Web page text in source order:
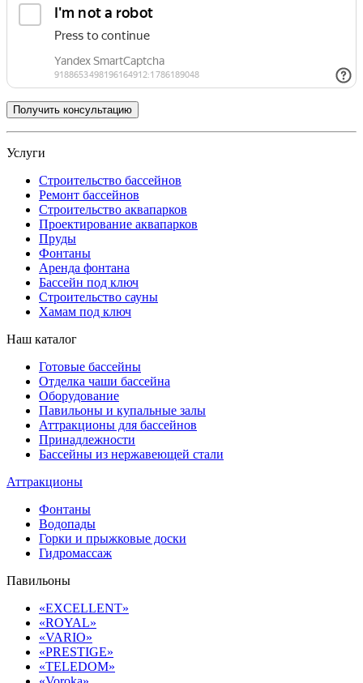
Услуги
Строительство бассейнов
Ремонт бассейнов
Строительство аквапарков
Проектирование аквапарков
Пруды
Фонтаны
Аренда фонтана
Бассейн под ключ
Строительство сауны
Хамам под ключ
Наш каталог
Готовые бассейны
Отделка чаши бассейна
Оборудование
Павильоны и купальные залы
Аттракционы для бассейнов
Принадлежности
Бассейны из нержавеющей стали
Аттракционы
Фонтаны
Водопады
Горки и прыжковые доски
Гидромассаж
Павильоны
«EXCELLENT»
«ROYAL»
«VARIO»
«PRESTIGE»
«TELEDOM»